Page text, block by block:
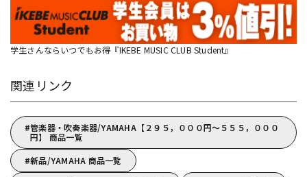
学生さんならいつでもお得『IKEBE MUSIC CLUB Student』
関連リンク
管楽器・吹奏楽器/YAMAHA【２９５，０００円～５５５，０００
円】 商品一覧
新品/YAMAHA 商品一覧